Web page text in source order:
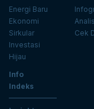
Energi Baru
Ekonomi
Sirkular
Investasi
Hijau
Cek
Info
Indeks